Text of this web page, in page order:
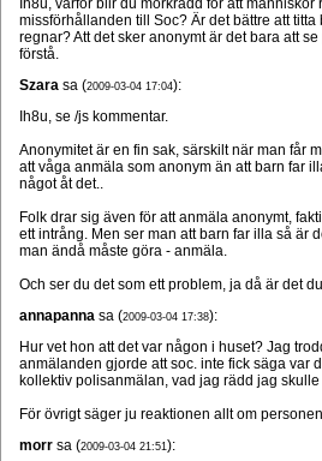
Ih8u, varför blir du mörkrädd för att
missförhållanden till Soc? Är det bättre att titta
regnar? Att det sker anonymt är det bara att
förstå.
Szara sa (2009-03-04 17:04):
Ih8u, se /js kommentar.
Anonymitet är en fin sak, särskilt när man får
att våga anmäla som anonym än att barn far
något åt det..
Folk drar sig även för att anmäla anonymt,
ett intrång. Men ser man att barn far illa så är
man ändå måste göra - anmäla.
Och ser du det som ett problem, ja då är det
annapanna sa (2009-03-04 17:38):
Hur vet hon att det var någon i huset? Jag
anmälanden gjorde att soc. inte fick säga var
kollektiv polisanmälan, vad jag rädd jag skulle
För övrigt säger ju reaktionen allt om
morr sa (2009-03-04 21:51):